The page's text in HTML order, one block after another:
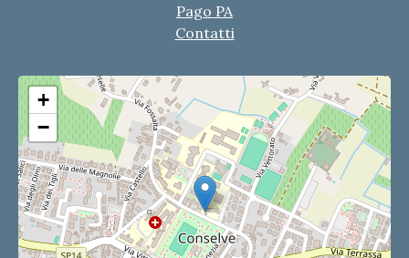
Pago PA
Contatti
+
−